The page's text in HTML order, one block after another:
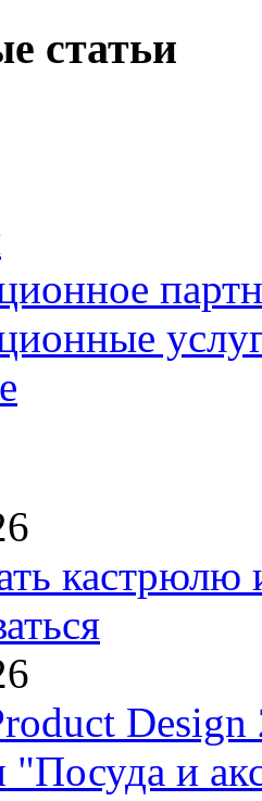
статьи
кастрюлю
Design
"Посуда и